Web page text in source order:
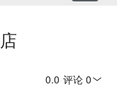
0.0 评论 0